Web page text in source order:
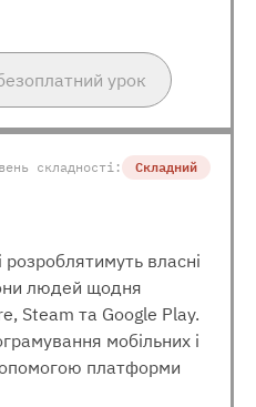
урок
складності: Складний
розроблятимуть власні
людей щодня
Steam та Google Play.
мобільних і
платформи